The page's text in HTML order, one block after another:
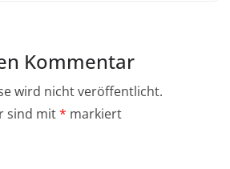
Kommentar
wird nicht veröffentlicht.
sind mit* markiert